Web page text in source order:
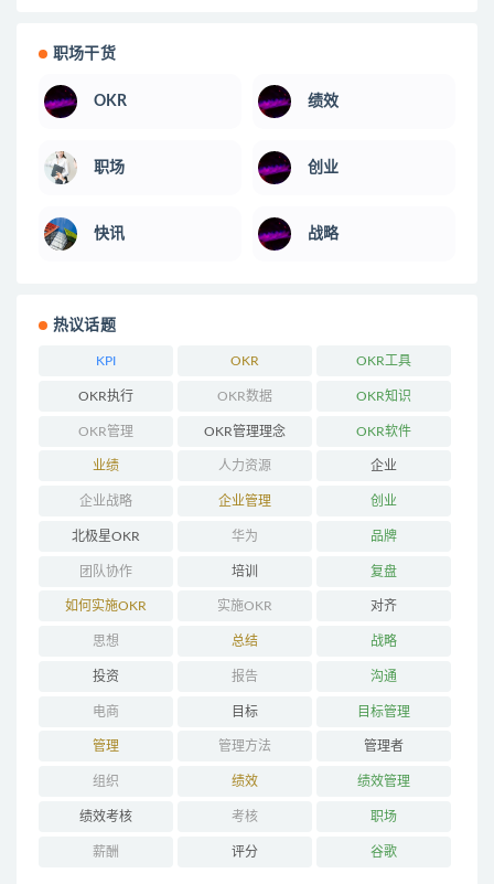
职场干货
OKR 绩效
职场 创业
快讯 战略
热议话题
KPI OKR OKR工具
OKR执行 OKR数据 OKR知识
OKR管理 OKR管理理念 OKR软件
业绩 人力资源 企业
企业战略 企业管理 创业
北极星OKR 华为 品牌
团队协作 培训 复盘
如何实施OKR 实施OKR 对齐
思想 总结 战略
投资 报告 沟通
电商 目标 目标管理
管理 管理方法 管理者
组织 绩效 绩效管理
绩效考核 考核 职场
薪酬 评分 谷歌